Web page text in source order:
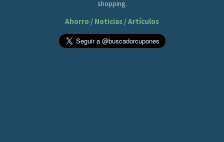
shopping.
Ahorro / Noticias / Artículos